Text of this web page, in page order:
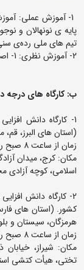
1- آموزش عملی:
پایه ی نونهالان و
تیم های ملی رده‌ی
2- آموزش نظری: 1- اصول آمادگی جسمانی 2- تغذیه کاربردی
ب: کارگاه های درجه
(استان های البرز،
زمان از ساعت 8 صبح روز سه شنبه 20 تا 22 مردادماه 94
مکان: کرج، میدان
اسلامی، کوچه
کشور. (استان های
هرمزگان، سیستان و
زمان از ساعت 8 صبح روز 20 تا 22 مردادماه 94
مکان: شیراز،
تختی، هیأت کتشی